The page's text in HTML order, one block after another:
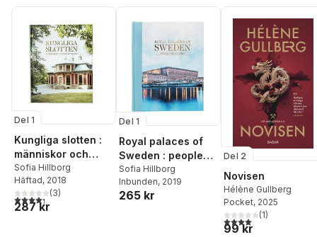
Del 1
Kungliga slotten :
människor och
berättelser
Sofia Hillborg
Häftad, 2018
4,3utav 5 stjärnor. Totalt antal röster:
(3)
287 kr
Del 1
Royal palaces of
Sweden : people
and stories
Sofia Hillborg
Inbunden, 2019
265 kr
Del 2
Novisen
Hélène Gullberg
Pocket, 2025
4,0utav 5 stjärnor.
(1)
99 kr